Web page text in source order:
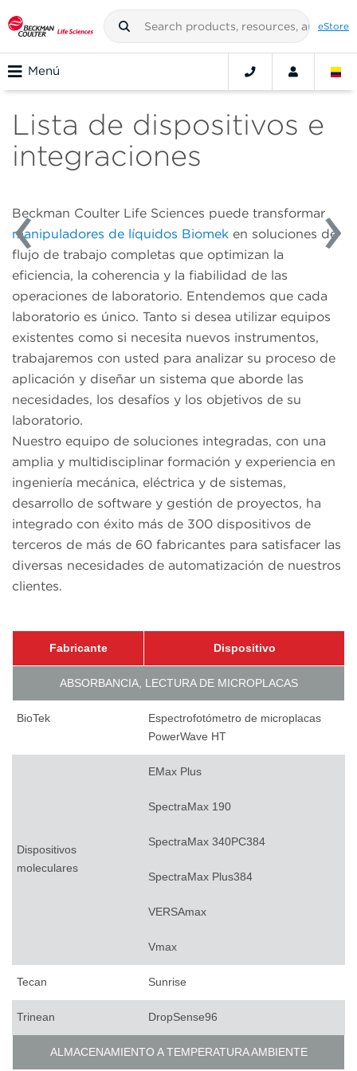
eStore
Menú
Lista de dispositivos e
integraciones
Beckman Coulter Life Sciences puede transformar
manipuladores de líquidos Biomek en soluciones de
flujo de trabajo completas que optimizan la
eficiencia, la coherencia y la fiabilidad de las
operaciones de laboratorio. Entendemos que cada
laboratorio es único. Tanto si desea utilizar equipos
existentes como si necesita nuevos instrumentos,
trabajaremos con usted para analizar su proceso de
aplicación y diseñar un sistema que aborde las
necesidades, los desafíos y los objetivos de su
laboratorio.
Nuestro equipo de soluciones integradas, con una
amplia y multidisciplinar formación y experiencia en
ingeniería mecánica, eléctrica y de sistemas,
desarrollo de software y gestión de proyectos, ha
integrado con éxito más de 300 dispositivos de
terceros de más de 60 fabricantes para satisfacer las
diversas necesidades de automatización de nuestros
clientes.
Fabricante Dispositivo
ABSORBANCIA, LECTURA DE MICROPLACAS
BioTek
Espectrofotómetro de microplacas
PowerWave HT
Dispositivos
moleculares
EMax Plus
SpectraMax 190
SpectraMax 340PC384
SpectraMax Plus384
VERSAmax
Vmax
Tecan Sunrise
Trinean DropSense96
ALMACENAMIENTO A TEMPERATURA AMBIENTE